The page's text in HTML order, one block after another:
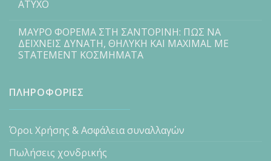
ΑΤΥΧΟ
ΜΑΥΡΟ ΦΟΡΕΜΑ ΣΤΗ ΣΑΝΤΟΡΙΝΗ: ΠΩΣ ΝΑ
ΔΕΙΧΝΕΙΣ ΔΥΝΑΤΗ, ΘΗΛΥΚΗ ΚΑΙ MAXIMAL ΜΕ
STATEMENT ΚΟΣΜΗΜΑΤΑ
ΠΛΗΡΟΦΟΡΙΕΣ
Όροι Χρήσης & Ασφάλεια συναλλαγών
Πωλήσεις χονδρικής